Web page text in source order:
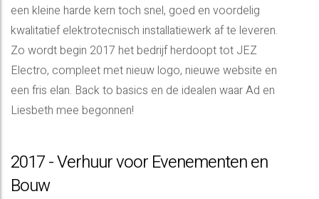
een kleine harde kern toch snel, goed en voordelig
kwalitatief elektrotecnisch installatiewerk af te leveren.
Zo wordt begin 2017 het bedrijf herdoopt tot JEZ
Electro, compleet met nieuw logo, nieuwe website en
een fris elan. Back to basics en de idealen waar Ad en
Liesbeth mee begonnen!
2017 - Verhuur voor Evenementen en
Bouw